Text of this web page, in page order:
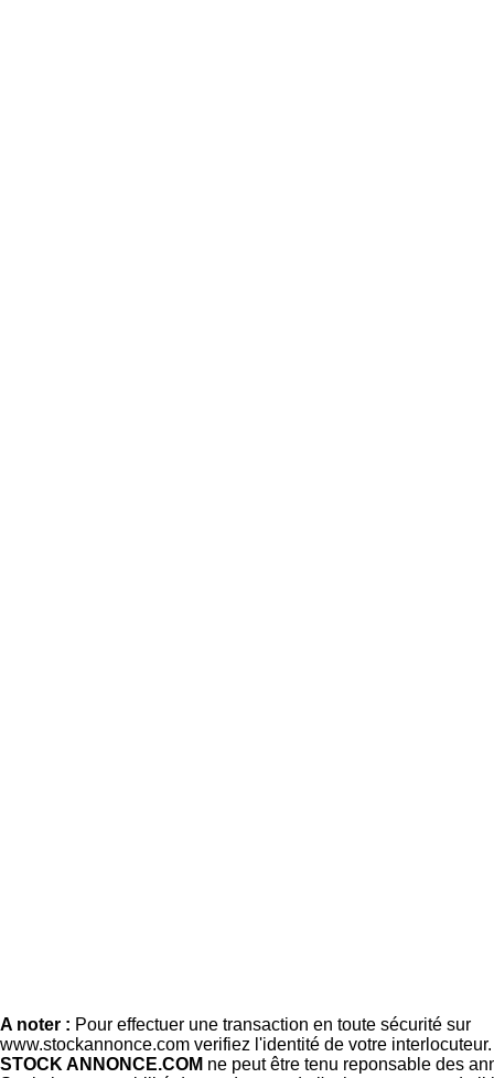
A noter : Pour effectuer une transaction en toute sécurité sur
www.stockannonce.com verifiez l'identité de votre
STOCK ANNONCE.COM ne peut être tenu reponsable des